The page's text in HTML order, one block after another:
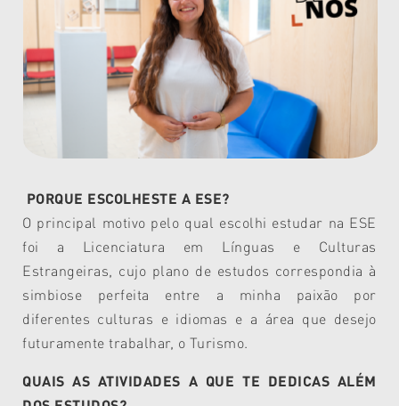
PORQUE ESCOLHESTE A ESE?
O principal motivo pelo qual escolhi estudar na ESE
foi a Licenciatura em Línguas e Culturas
Estrangeiras, cujo plano de estudos correspondia à
simbiose perfeita entre a minha paixão por
diferentes culturas e idiomas e a área que desejo
futuramente trabalhar, o Turismo.
QUAIS AS ATIVIDADES A QUE TE DEDICAS ALÉM